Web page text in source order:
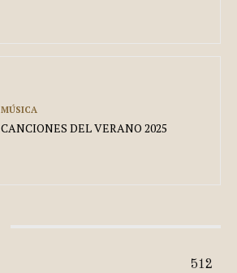
MÚSICA
CANCIONES DEL VERANO 2025
512